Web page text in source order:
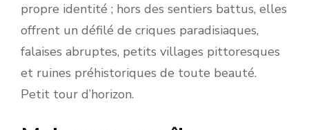
propre identité ; hors des sentiers battus, elles
offrent un défilé de criques paradisiaques,
falaises abruptes, petits villages pittoresques
et ruines préhistoriques de toute beauté.
Petit tour d’horizon.